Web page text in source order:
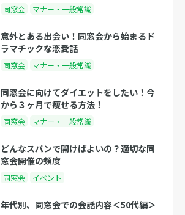
同窓会 マナー・一般常識
意外とある出会い！同窓会から始まるド
ラマチックな恋愛話
同窓会 マナー・一般常識
同窓会に向けてダイエットをしたい！今
から３ヶ月で痩せる方法！
同窓会 マナー・一般常識
どんなスパンで開けばよいの？適切な同
窓会開催の頻度
同窓会 イベント
年代別、同窓会での会話内容＜50代編＞